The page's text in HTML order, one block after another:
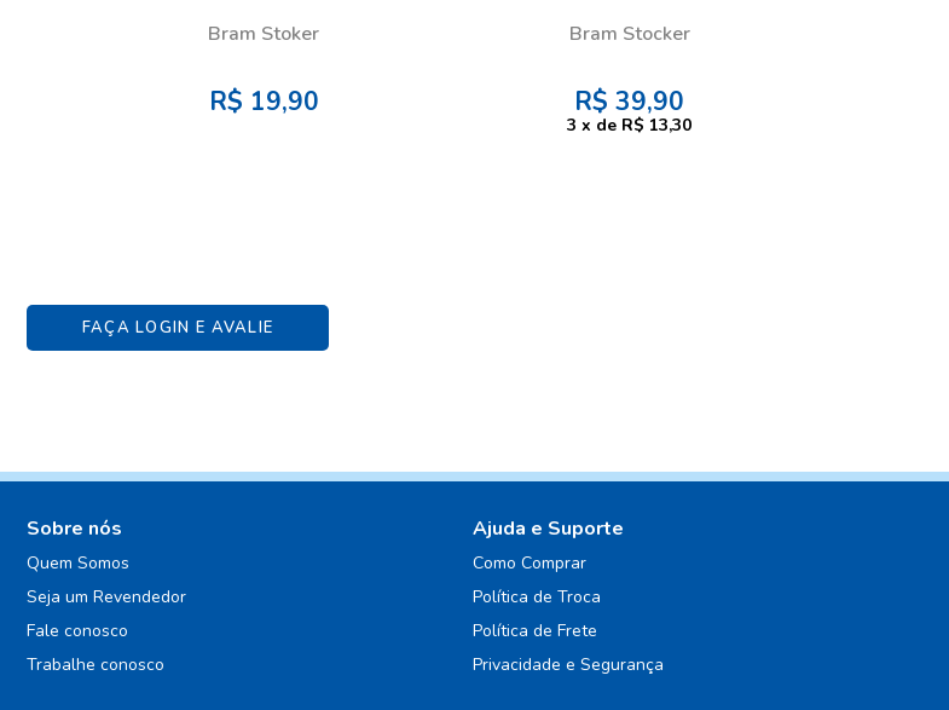
Bram Stoker
R$ 19,90
Bram Stocker
R$ 39,90
3 x de R$ 13,30
FAÇA LOGIN E AVALIE
Sobre nós
Quem Somos
Seja um Revendedor
Fale conosco
Trabalhe conosco
Ajuda e Suporte
Como Comprar
Política de Troca
Política de Frete
Privacidade e Segurança